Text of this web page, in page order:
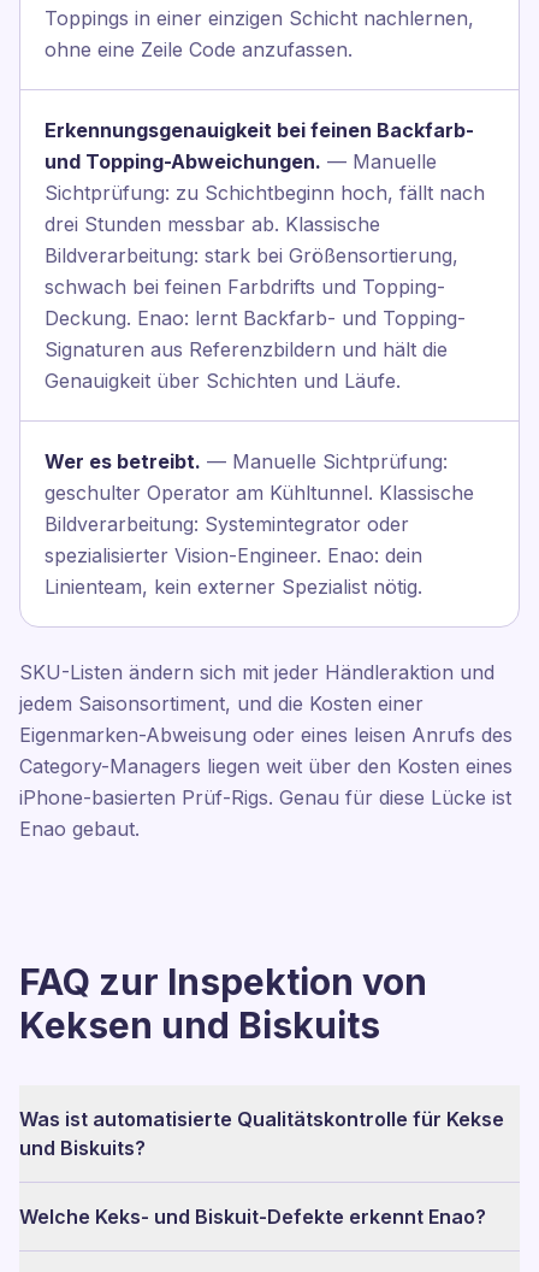
Toppings in einer einzigen Schicht nachlernen,
ohne eine Zeile Code anzufassen.
Erkennungsgenauigkeit bei feinen Backfarb-
und Topping-Abweichungen. — Manuelle
Sichtprüfung: zu Schichtbeginn hoch, fällt nach
drei Stunden messbar ab. Klassische
Bildverarbeitung: stark bei Größensortierung,
schwach bei feinen Farbdrifts und Topping-
Deckung. Enao: lernt Backfarb- und Topping-
Signaturen aus Referenzbildern und hält die
Genauigkeit über Schichten und Läufe.
Wer es betreibt. — Manuelle Sichtprüfung:
geschulter Operator am Kühltunnel. Klassische
Bildverarbeitung: Systemintegrator oder
spezialisierter Vision-Engineer. Enao: dein
Linienteam, kein externer Spezialist nötig.
SKU-Listen ändern sich mit jeder Händleraktion und
jedem Saisonsortiment, und die Kosten einer
Eigenmarken-Abweisung oder eines leisen Anrufs des
Category-Managers liegen weit über den Kosten eines
iPhone-basierten Prüf-Rigs. Genau für diese Lücke ist
Enao gebaut.
FAQ zur Inspektion von
Keksen und Biskuits
Was ist automatisierte Qualitätskontrolle für Kekse
und Biskuits?
Welche Keks- und Biskuit-Defekte erkennt Enao?